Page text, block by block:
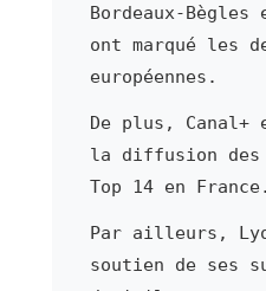
Bordeaux-
ont marqué les
européennes.
De plus, Canal+
la diffusion des
Top 14 en France.
Par ailleurs,
soutien de ses